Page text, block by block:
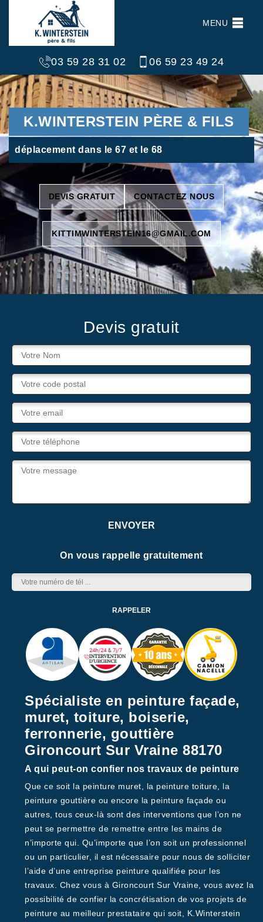
MENU
03 59 28 31 02 06 59 23 49 24
K.WINTERSTEIN PÈRE & FILS
déplacement dans le 67 et le 68
DEVIS GRATUIT CONTACTEZ NOUS
KITTIMWINTERSTEIN16@GMAIL.COM
Devis gratuit
On vous rappelle gratuitement
Spécialiste en peinture façade,
muret, toiture, boiserie,
ferronnerie, gouttière
Gironcourt Sur Vraine 88170
A qui peut-on confier nos travaux de peinture
Que ce soit la peinture muret, la peinture toiture, la
peinture gouttière ou encore la peinture façade ou
autres, tous ceux-là sont des interventions que l’on ne
peut se permettre de remettre entre les mains de
n’importe qui. Qu’importe que l’on soit un professionnel
ou un particulier, il est nécessaire pour nous de solliciter
l’aide d’une entreprise peinture qualifiée pour les
travaux. Chez vous à Gironcourt Sur Vraine, vous avez la
possibilité de confier la concrétisation de vos projets de
peinture au meilleur prestataire qui soit, K.Winterstein